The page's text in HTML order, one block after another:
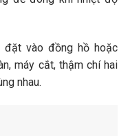
đặt vào đồng hồ hoặc
máy cắt, thậm chí hai
nhau.